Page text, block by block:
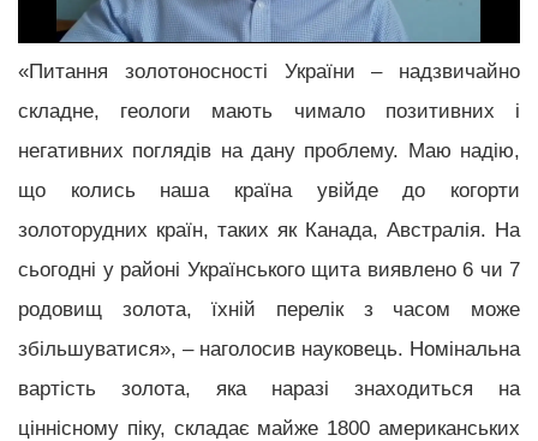
«Питання золотоносності України – надзвичайно
складне, геологи мають чимало позитивних і
негативних поглядів на дану проблему. Маю надію,
що колись наша країна увійде до когорти
золоторудних країн, таких як Канада, Австралія. На
сьогодні у районі Українського щита виявлено 6 чи 7
родовищ золота, їхній перелік з часом може
збільшуватися», – наголосив науковець. Номінальна
вартість золота, яка наразі знаходиться на
ціннісному піку, складає майже 1800 американських